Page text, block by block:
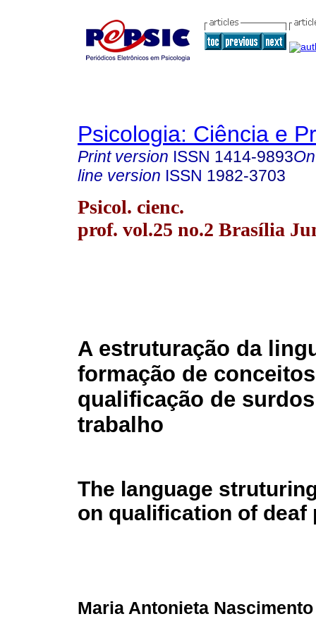
Psicologia: Ciência e
Print version ISSN 1414-9893
line version ISSN 1982-3703
Psicol. cienc.
prof. vol.25 no.2 Brasília
A estruturação da
formação de
qualificação de
trabalho
The language
on qualification of deaf
Maria Antonieta